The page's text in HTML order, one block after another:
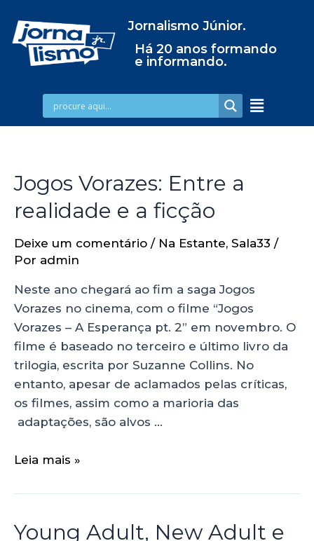
Jornalismo Júnior.
Há 20 anos formando
e informando.
Jogos Vorazes: Entre a
realidade e a ficção
Deixe um comentário / Na Estante, Sala33 /
Por admin
Neste ano chegará ao fim a saga Jogos
Vorazes no cinema, com o filme “Jogos
Vorazes – A Esperança pt. 2” em novembro. O
filme é baseado no terceiro e último livro da
trilogia, escrita por Suzanne Collins. No
entanto, apesar de aclamados pelas críticas,
os filmes, assim como a marioria das
adaptações, são alvos …
Leia mais »
Young Adult, New Adult e